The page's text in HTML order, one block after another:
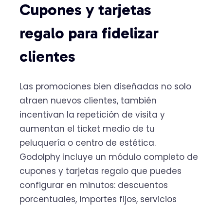
Cupones y tarjetas
regalo para fidelizar
clientes
Las promociones bien diseñadas no solo
atraen nuevos clientes, también
incentivan la repetición de visita y
aumentan el ticket medio de tu
peluquería o centro de estética.
Godolphy incluye un módulo completo de
cupones y tarjetas regalo que puedes
configurar en minutos: descuentos
porcentuales, importes fijos, servicios